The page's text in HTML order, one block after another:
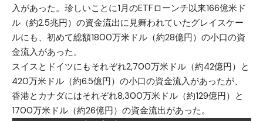
入があった。珍しいことに1月のETFローンチ以来166億米ド
ル（約2.5兆円）の資金流出に見舞われていたグレイスケー
ルにも、初めて総額1800万米ドル（約28億円）の小口の資
金流入があった。
スイスとドイツにもそれぞれ2,700万米ドル（約42億円）と
420万米ドル（約6.5億円）の小口の資金流入があったが、
香港とカナダにはそれぞれ8,300万米ドル（約129億円）と
1700万米ドル（約26億円）の資金流出があった。